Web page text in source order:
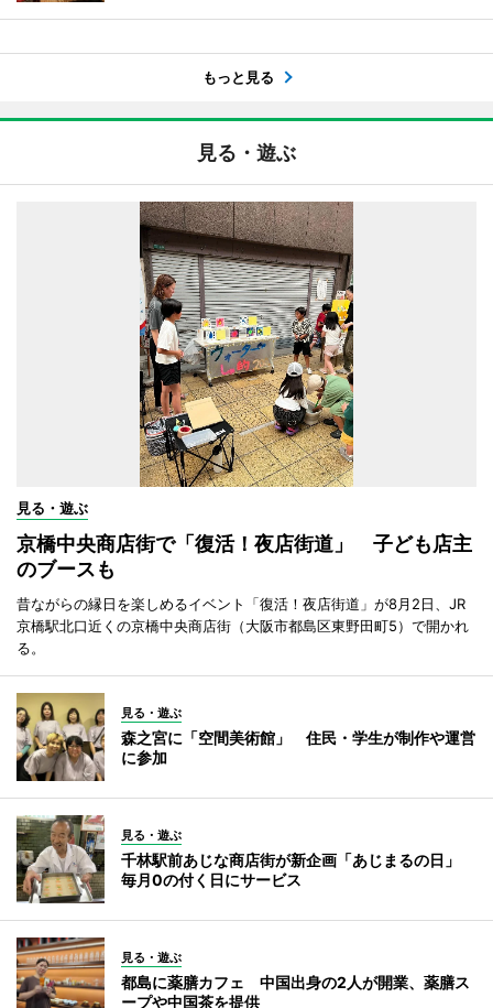
もっと見る
見る・遊ぶ
見る・遊ぶ
京橋中央商店街で「復活！夜店街道」 子ども店主
のブースも
昔ながらの縁日を楽しめるイベント「復活！夜店街道」が8月2日、JR
京橋駅北口近くの京橋中央商店街（大阪市都島区東野田町5）で開かれ
る。
見る・遊ぶ
森之宮に「空間美術館」 住民・学生が制作や運営
に参加
見る・遊ぶ
千林駅前あじな商店街が新企画「あじまるの日」
毎月0の付く日にサービス
見る・遊ぶ
都島に薬膳カフェ 中国出身の2人が開業、薬膳ス
ープや中国茶を提供